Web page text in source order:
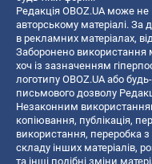
Редакція OBOZ.UA може
авторському матеріалі. За
в рекламних матеріалах,
Заборонено використання
хоч із зазначенням
логотипу OBOZ.UA або
письмового дозволу
Незаконним
копiювання, публiкацiя,
використання, переробка
складу інших матеріалів,
та інші подібні зміни